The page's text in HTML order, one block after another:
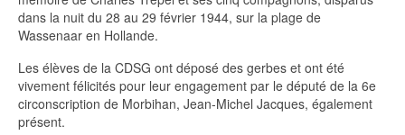
dans la nuit du 28 au 29 février 1944, sur la plage de
Wassenaar en Hollande.
Les élèves de la CDSG ont déposé des gerbes et ont été
vivement félicités pour leur engagement par le député de la 6e
circonscription de Morbihan, Jean-Michel Jacques, également
présent.